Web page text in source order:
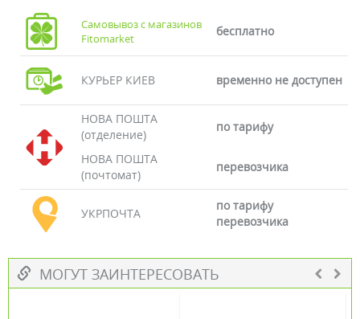
Самовывоз с магазинов
Fitomarket
бесплатно
КУРЬЕР КИЕВ временно не доступен
НОВА ПОШТА
(отделение)
по тарифу
НОВА ПОШТА
(почтомат)
перевозчика
УКРПОЧТА
по тарифу
перевозчика
МОГУТ ЗАИНТЕРЕСОВАТЬ